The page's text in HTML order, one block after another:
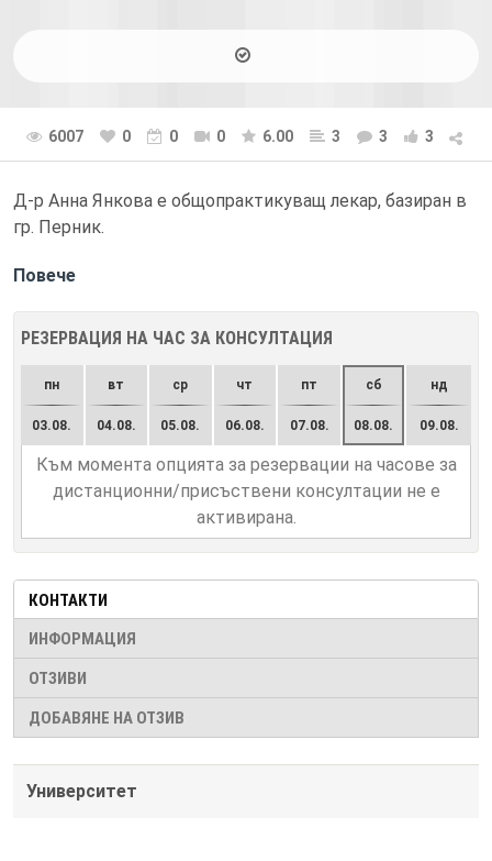
6007 0 0 0 6.00 3 3 3
Д-р Анна Янкова е общопрактикуващ лекар, базиран в
гр. Перник.
Повече
РЕЗЕРВАЦИЯ НА ЧАС ЗА КОНСУЛТАЦИЯ
пн
03.08.
вт
04.08.
ср
05.08.
чт
06.08.
пт
07.08.
сб
08.08.
нд
09.08.
Към момента опцията за резервации на часове за
дистанционни/присъствени консултации не е
активирана.
КОНТАКТИ
ИНФОРМАЦИЯ
ОТЗИВИ
ДОБАВЯНЕ НА ОТЗИВ
Университет